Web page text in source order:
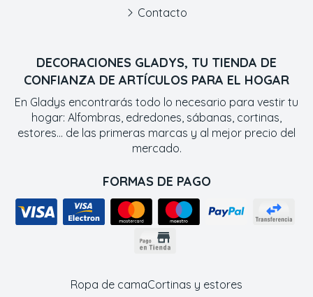
DECORACIONES GLADYS, TU TIENDA DE
CONFIANZA DE ARTÍCULOS PARA EL HOGAR
En Gladys encontrarás todo lo necesario para vestir tu
hogar: Alfombras, edredones, sábanas, cortinas,
estores... de las primeras marcas y al mejor precio del
mercado.
FORMAS DE PAGO
Contacto
Ropa de camaCortinas y estores